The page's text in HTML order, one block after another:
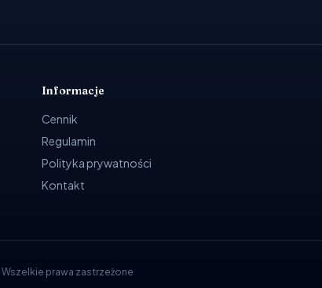
Informacje
Cennik
Regulamin
Polityka prywatności
Kontakt
Wszelkie prawa zastrzeżone